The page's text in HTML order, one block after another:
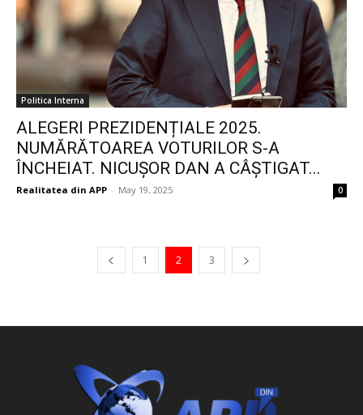
Politica Interna
ALEGERI PREZIDENȚIALE 2025.
NUMĂRĂTOAREA VOTURILOR S-A
ÎNCHEIAT. NICUȘOR DAN A CÂȘTIGAT...
Realitatea din APP - May 19, 2025 0
1 2 3